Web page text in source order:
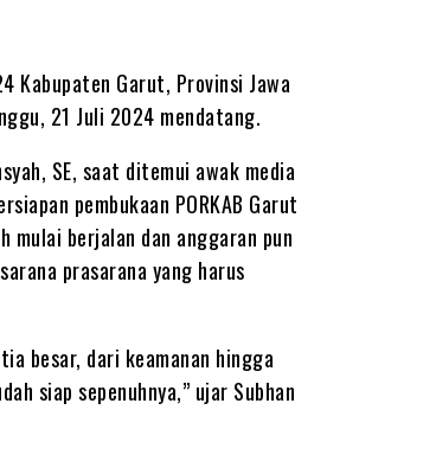
Kabupaten Garut, Provinsi Jawa
21 Juli 2024 mendatang.
SE, saat ditemui awak media
pembukaan PORKAB Garut
mulai berjalan dan anggaran pun
prasarana yang harus
besar, dari keamanan hingga
siap sepenuhnya,” ujar Subhan